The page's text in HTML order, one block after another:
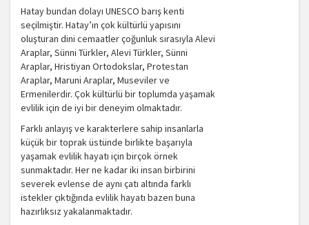
Hatay bundan dolayı UNESCO barış kenti
seçilmiştir. Hatay’ın çok kültürlü yapısını
oluşturan dini cemaatler çoğunluk sırasıyla Alevi
Araplar, Sünni Türkler, Alevi Türkler, Sünni
Araplar, Hristiyan Ortodokslar, Protestan
Araplar, Maruni Araplar, Museviler ve
Ermenilerdir. Çok kültürlü bir toplumda yaşamak
evlilik için de iyi bir deneyim olmaktadır.
Farklı anlayış ve karakterlere sahip insanlarla
küçük bir toprak üstünde birlikte başarıyla
yaşamak evlilik hayatı için birçok örnek
sunmaktadır. Her ne kadar iki insan birbirini
severek evlense de aynı çatı altında farklı
istekler çıktığında evlilik hayatı bazen buna
hazırlıksız yakalanmaktadır.